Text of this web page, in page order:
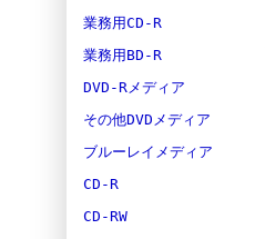
業務用CD-R
業務用BD-R
DVD-Rメディア
その他DVDメディア
ブルーレイメディア
CD-R
CD-RW